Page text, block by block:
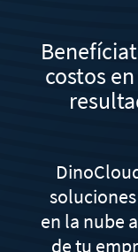
costos
en la nube
de tu